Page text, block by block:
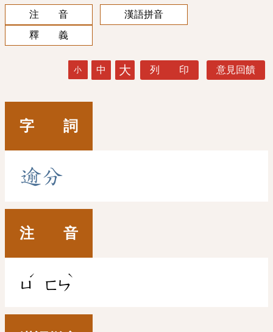
注 音
漢語拼音
釋 義
小 中 大 列 印 意見回饋
字 詞
逾分
注 音
ㄩ
ˊ
ㄈㄣ
ˋ